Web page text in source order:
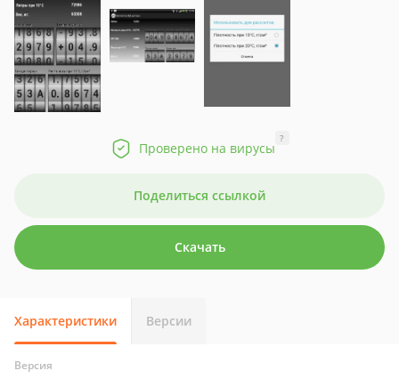
Проверено на вирусы
?
Поделиться ссылкой
Скачать
Характеристики Версии
Версия